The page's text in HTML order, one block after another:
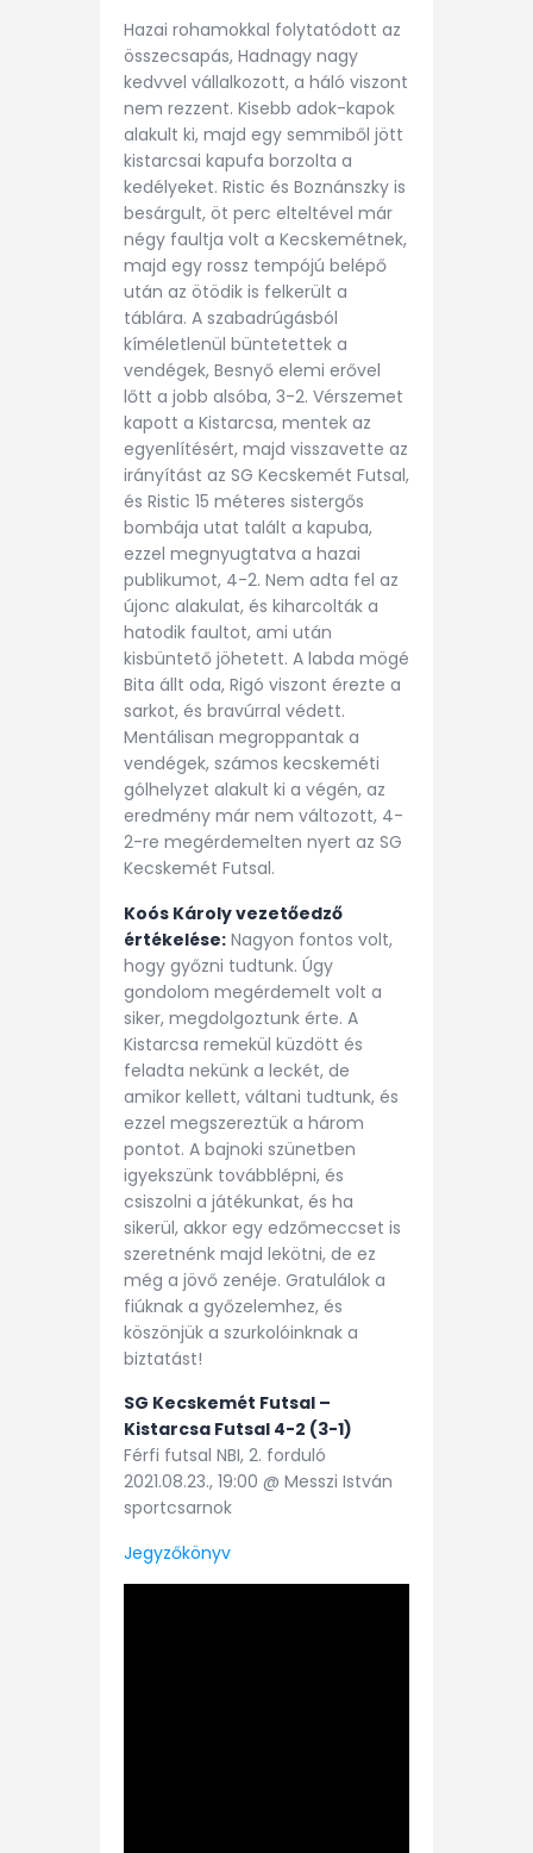
Hazai rohamokkal folytatódott az
összecsapás, Hadnagy nagy
kedvvel vállalkozott, a háló viszont
nem rezzent. Kisebb adok-kapok
alakult ki, majd egy semmiből jött
kistarcsai kapufa borzolta a
kedélyeket. Ristic és Boznánszky is
besárgult, öt perc elteltével már
négy faultja volt a Kecskemétnek,
majd egy rossz tempójú belépő
után az ötödik is felkerült a
táblára. A szabadrúgásból
kíméletlenül büntetettek a
vendégek, Besnyő elemi erővel
lőtt a jobb alsóba, 3-2. Vérszemet
kapott a Kistarcsa, mentek az
egyenlítésért, majd visszavette az
irányítást az SG Kecskemét Futsal,
és Ristic 15 méteres sistergős
bombája utat talált a kapuba,
ezzel megnyugtatva a hazai
publikumot, 4-2. Nem adta fel az
újonc alakulat, és kiharcolták a
hatodik faultot, ami után
kisbüntető jöhetett. A labda mögé
Bita állt oda, Rigó viszont érezte a
sarkot, és bravúrral védett.
Mentálisan megroppantak a
vendégek, számos kecskeméti
gólhelyzet alakult ki a végén, az
eredmény már nem változott, 4-
2-re megérdemelten nyert az SG
Kecskemét Futsal.
Koós Károly vezetőedző
értékelése: Nagyon fontos volt,
hogy győzni tudtunk. Úgy
gondolom megérdemelt volt a
siker, megdolgoztunk érte. A
Kistarcsa remekül küzdött és
feladta nekünk a leckét, de
amikor kellett, váltani tudtunk, és
ezzel megszereztük a három
pontot. A bajnoki szünetben
igyekszünk továbblépni, és
csiszolni a játékunkat, és ha
sikerül, akkor egy edzőmeccset is
szeretnénk majd lekötni, de ez
még a jövő zenéje. Gratulálok a
fiúknak a győzelemhez, és
köszönjük a szurkolóinknak a
biztatást!
SG Kecskemét Futsal –
Kistarcsa Futsal 4-2 (3-1)
Férfi futsal NBI, 2. forduló
2021.08.23., 19:00 @ Messzi István
sportcsarnok
Jegyzőkönyv